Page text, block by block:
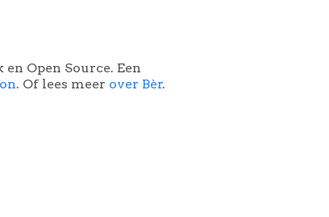
Open Source. Een
. Of lees meer over Bèr.